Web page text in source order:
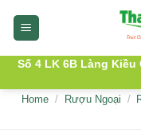
Số 4 LK 6B Làng Kiều
Home / Rượu Ngoại /